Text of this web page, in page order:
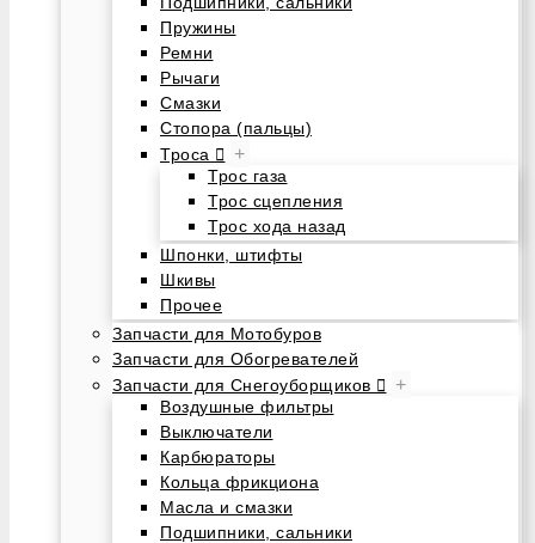
Пружины
Ремни
Рычаги
Смазки
Стопора (пальцы)
Троса
+
Трос газа
Трос сцепления
Трос хода назад
Шпонки, штифты
Шкивы
Прочее
Запчасти для Мотобуров
Запчасти для Обогревателей
Запчасти для Снегоуборщиков
+
Воздушные фильтры
Выключатели
Карбюраторы
Кольца фрикциона
Масла и смазки
Подшипники, сальники